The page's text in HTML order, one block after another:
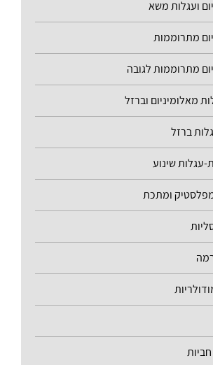
ועגלות משא
מתרוממות
מתרוממות לגובה
מאלומיניום וברזל
ברזל
עגלות שינוע
ומתכת